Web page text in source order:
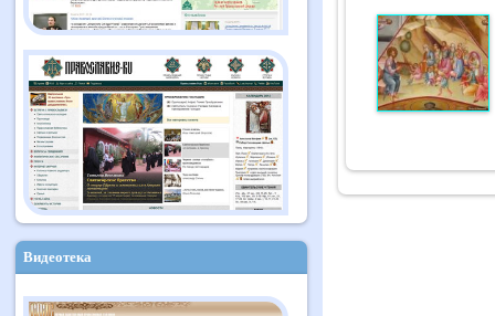
Видеотека